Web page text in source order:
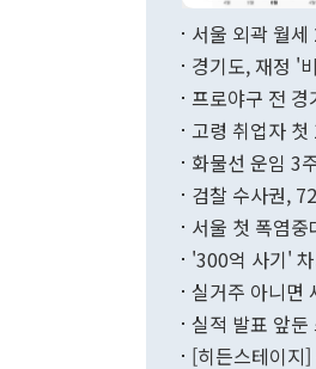
서울 외곽 월세
경기도, 재정 '
프로야구 전 경
고령 취업자
화물선 운임 3
검찰 수사권,
서울 첫 폭염중
'300억 사기'
실거주 아니면
실적 발표 앞둔
[히든스테이지]